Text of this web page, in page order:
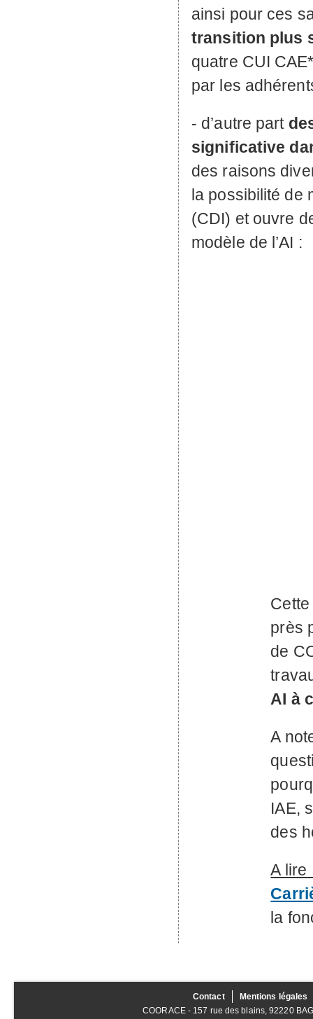
ainsi pour ces
transition plus
quatre CUI CAE
par les
- d’autre part
significative
des raisons
la possibilité de
(CDI) et ouvre
modèle de l’AI :
près
de
AI à
A
IAE,
des
A lire
la
Contact
Mentions légales
COORACE - 157 rue des blains, 92220